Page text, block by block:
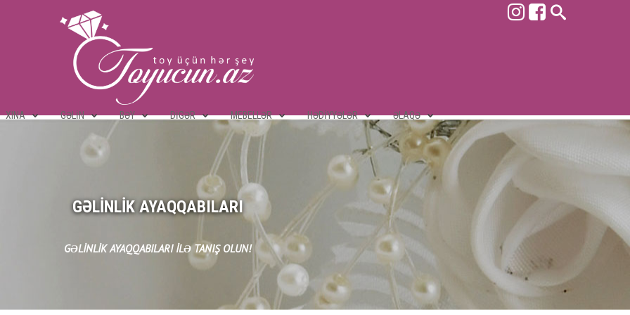
XINA GƏLIN BƏY DIGƏR MEBELLƏR HƏDIYYƏLƏR ƏLAQƏ
GƏLINLIK AYAQQABILARI
GƏLINLIK AYAQQABILARI ILƏ TANIŞ OLUN!